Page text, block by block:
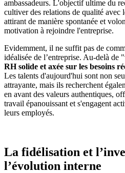
ambassadeurs. L'objectif ultime du
cultiver des relations de qualité avec
attirant de manière spontanée et
motivation à rejoindre l'entreprise.
Evidemment, il ne suffit pas de
idéalisée de l’entreprise. Au-delà de
RH solide et axée sur les besoins
Les talents d'aujourd'hui sont non
attrayante, mais ils recherchent
en avant des valeurs authentiques,
travail épanouissant et s'engagent
leurs employés.
La fidélisation et
l’évolution interne